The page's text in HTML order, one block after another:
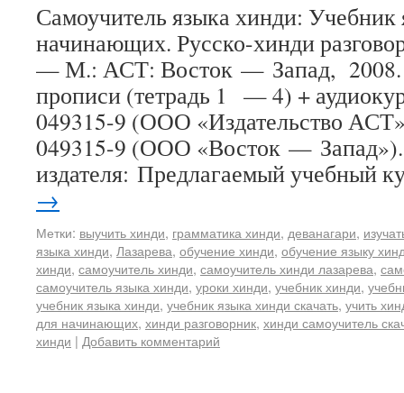
Самоучитель языка хинди: Учебник
начинающих. Русско-хинди
— М.: АСТ: Восток — Запад, 2008.
прописи (тетрадь 1 — 4) +
049315-9 (ООО «Издательство
049315-9 (ООО «Восток —
издателя: Предлагаемый учебный
→
Метки: выучить хинди, грамматика хинди, деванагари,
языка хинди, Лазарева, обучение хинди, обучение языку
хинди, самоучитель хинди, самоучитель хинди лазарева,
самоучитель языка хинди, уроки хинди, учебник хинди,
учебник языка хинди, учебник языка хинди скачать, учить
для начинающих, хинди разговорник, хинди самоучитель
хинди | Добавить комментарий